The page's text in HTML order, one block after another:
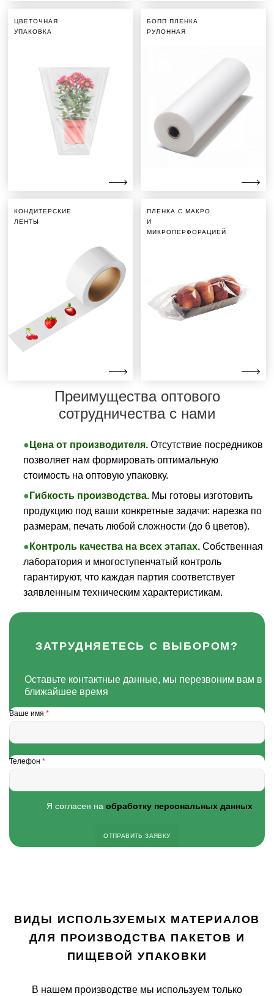
ЦВЕТОЧНАЯ
УПАКОВКА
БОПП ПЛЕНКА
РУЛОННАЯ
КОНДИТЕРСКИЕ
ЛЕНТЫ
ПЛЕНКА С МАКРО
И
МИКРОПЕРФОРАЦИЕЙ
Преимущества оптового
сотрудничества с нами
Цена от производителя.Отсутствие посредников
позволяет нам формировать оптимальную
стоимость на оптовую упаковку.
Гибкость производства.Мы готовы изготовить
продукцию под ваши конкретные задачи: нарезка по
размерам, печать любой сложности (до 6 цветов).
Контроль качества на всех этапах.Собственная
лаборатория и многоступенчатый контроль
гарантируют, что каждая партия соответствует
заявленным техническим характеристикам.
ЗАТРУДНЯЕТЕСЬ С ВЫБОРОМ?
Оставьте контактные данные, мы перезвоним вам в
ближайшее время
Ваше имя *
Телефон *
Я согласен на обработку персональных данных
ВИДЫ ИСПОЛЬЗУЕМЫХ МАТЕРИАЛОВ
ДЛЯ ПРОИЗВОДСТВА ПАКЕТОВ И
ПИЩЕВОЙ УПАКОВКИ
В нашем производстве мы используем только